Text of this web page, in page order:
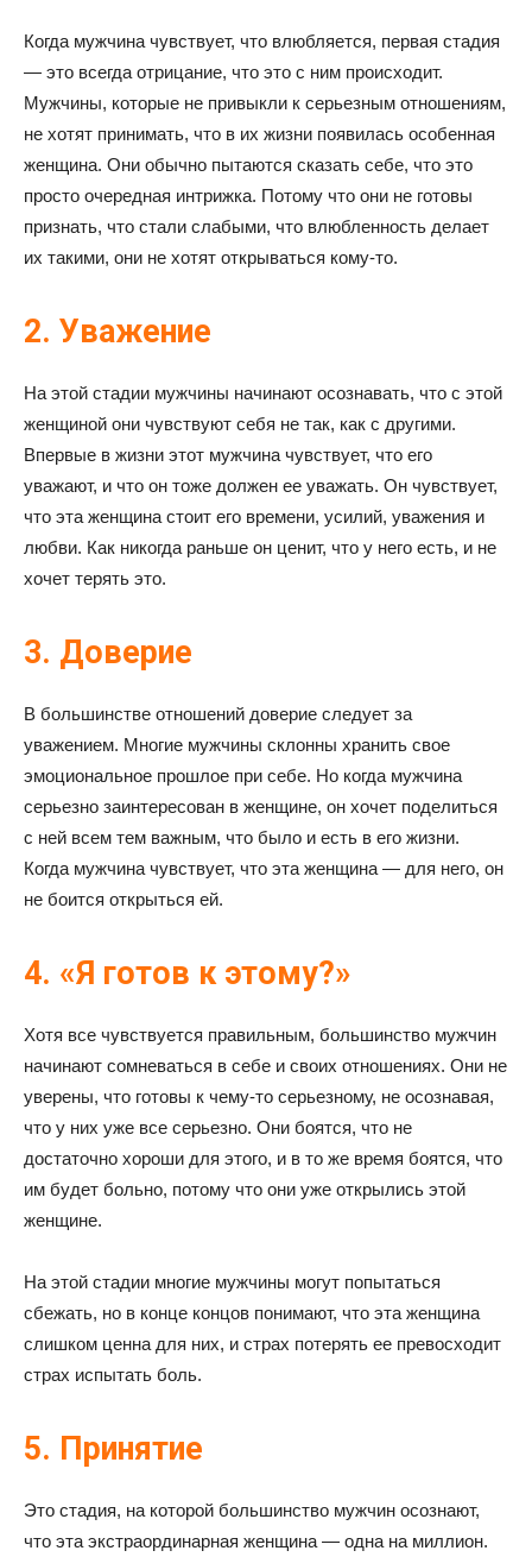
Когда мужчина чувствует, что влюбляется, первая стадия
— это всегда отрицание, что это с ним происходит.
Мужчины, которые не привыкли к серьезным отношениям,
не хотят принимать, что в их жизни появилась особенная
женщина. Они обычно пытаются сказать себе, что это
просто очередная интрижка. Потому что они не готовы
признать, что стали слабыми, что влюбленность делает
их такими, они не хотят открываться кому-то.
2. Уважение
На этой стадии мужчины начинают осознавать, что с этой
женщиной они чувствуют себя не так, как с другими.
Впервые в жизни этот мужчина чувствует, что его
уважают, и что он тоже должен ее уважать. Он чувствует,
что эта женщина стоит его времени, усилий, уважения и
любви. Как никогда раньше он ценит, что у него есть, и не
хочет терять это.
3. Доверие
В большинстве отношений доверие следует за
уважением. Многие мужчины склонны хранить свое
эмоциональное прошлое при себе. Но когда мужчина
серьезно заинтересован в женщине, он хочет поделиться
с ней всем тем важным, что было и есть в его жизни.
Когда мужчина чувствует, что эта женщина — для него, он
не боится открыться ей.
4. «Я готов к этому?»
Хотя все чувствуется правильным, большинство мужчин
начинают сомневаться в себе и своих отношениях. Они не
уверены, что готовы к чему-то серьезному, не осознавая,
что у них уже все серьезно. Они боятся, что не
достаточно хороши для этого, и в то же время боятся, что
им будет больно, потому что они уже открылись этой
женщине.
На этой стадии многие мужчины могут попытаться
сбежать, но в конце концов понимают, что эта женщина
слишком ценна для них, и страх потерять ее превосходит
страх испытать боль.
5. Принятие
Это стадия, на которой большинство мужчин осознают,
что эта экстраординарная женщина — одна на миллион.